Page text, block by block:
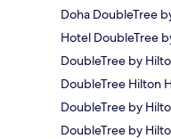
Doha DoubleTree
Hotel DoubleTree
DoubleTree by
DoubleTree Hilton
DoubleTree by
DoubleTree by